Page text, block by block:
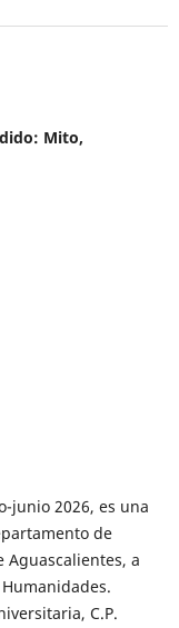
Mito,
junio 2026, es una
de
Aguascalientes, a
C.P.